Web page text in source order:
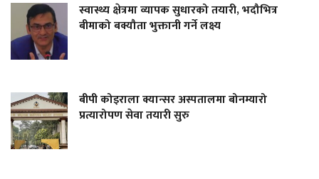
स्वास्थ्य क्षेत्रमा व्यापक सुधारको तयारी, भदौभित्र
बीमाको बक्यौता भुक्तानी गर्ने लक्ष्य
बीपी कोइराला क्यान्सर अस्पतालमा बोनम्यारो
प्रत्यारोपण सेवा तयारी सुरु